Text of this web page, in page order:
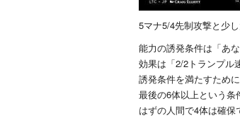
5マナ5/4先制攻撃と少
能力の誘発条件は「あ
効果は「2/2トランプル
誘発条件を満たすため
最後の6体以上という
はずの人間で4体は確